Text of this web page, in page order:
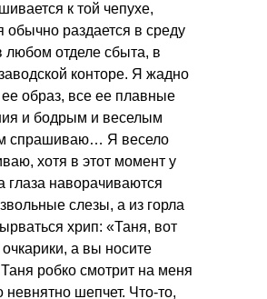
к той чепухе,
обычно раздается в среду
любом отделе сбыта, в
конторе. Я жадно
ее образ, все ее плавные
и бодрым и веселым
спрашиваю… Я весело
хотя в этот момент у
глаза наворачиваются
слезы, а из горла
хрип: «Таня, вот
а вы носите
робко смотрит на меня
невнятно шепчет. Что-то,